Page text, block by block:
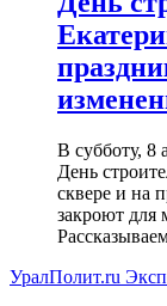
В субботу, 8
День
сквере и на
закроют для
УралПолит.ru